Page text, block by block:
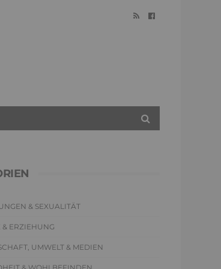
& SEXUALITÄT
& ERZIEHUNG
UMWELT & MEDIEN